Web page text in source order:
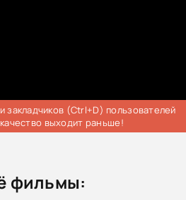
закладчиков (Ctrl+D) пользователей
выходит раньше!
фильмы: